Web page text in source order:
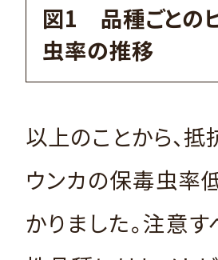
図1 品種ごとの
虫率の推移
以上のことから、
ウンカの保毒虫率
かりました。注意